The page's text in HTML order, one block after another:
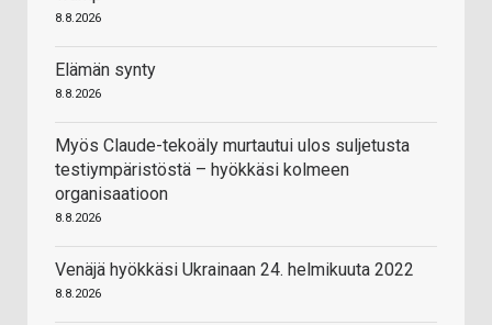
8.8.2026
Elämän synty
8.8.2026
Myös Claude-tekoäly murtautui ulos suljetusta
testiympäristöstä – hyökkäsi kolmeen
organisaatioon
8.8.2026
Venäjä hyökkäsi Ukrainaan 24. helmikuuta 2022
8.8.2026